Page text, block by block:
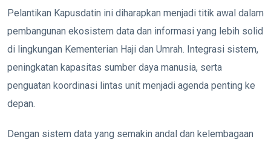
Pelantikan Kapusdatin ini diharapkan menjadi titik awal dalam
pembangunan ekosistem data dan informasi yang lebih solid
di lingkungan Kementerian Haji dan Umrah. Integrasi sistem,
peningkatan kapasitas sumber daya manusia, serta
penguatan koordinasi lintas unit menjadi agenda penting ke
depan.
Dengan sistem data yang semakin andal dan kelembagaan